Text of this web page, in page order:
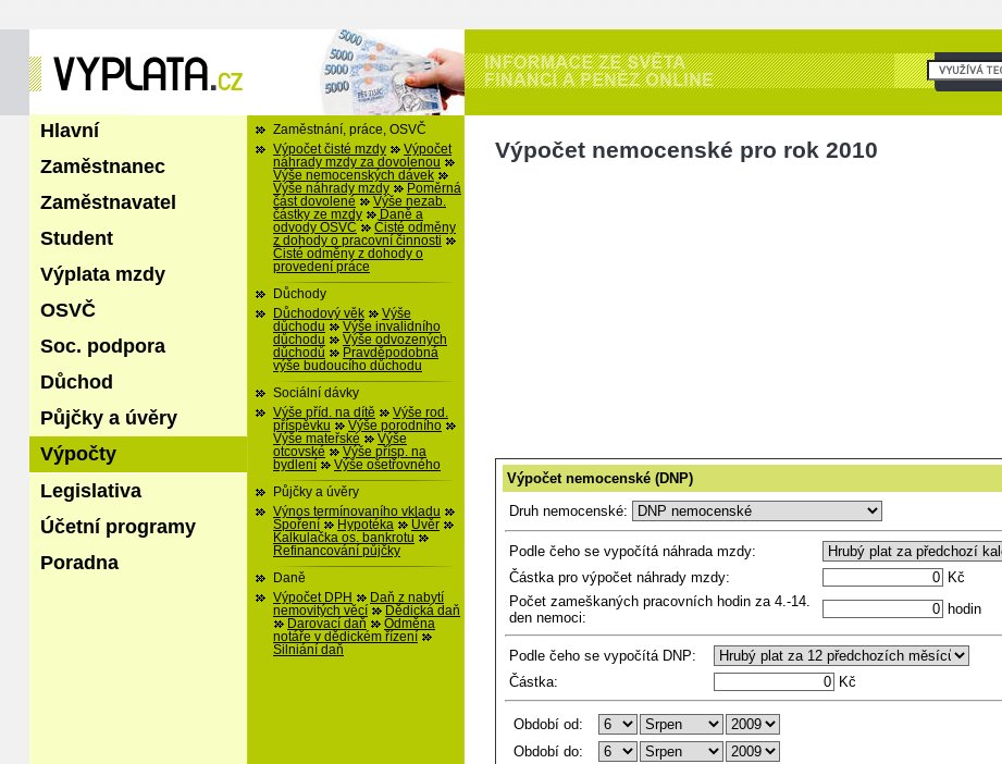
Výpočet nemocenské pro rok 2010
Výpočet nemocenské (DNP)
Druh nemocenské:
Podle čeho se vypočítá náhrada mzdy:
Částka pro výpočet náhrady mzdy:
Kč
Počet zameškaných pracovních hodin za 4.-14.
den nemoci:
hodin
Podle čeho se vypočítá DNP:
Částka:
Kč
Období od:
Období do:
Hlavní
Zaměstnanec
Zaměstnavatel
Student
Výplata mzdy
OSVČ
Soc. podpora
Důchod
Půjčky a úvěry
Výpočty
Legislativa
Účetní programy
Poradna
Zaměstnání, práce, OSVČ
Výpočet čisté mzdy
Výpočet
náhrady mzdy za dovolenou
Výše nemocenských dávek
Výše náhrady mzdy
Poměrná
část dovolené
Výše nezab.
částky ze mzdy
Daně a
odvody OSVČ
Čisté odměny
z dohody o pracovní činnosti
Čisté odměny z dohody o
provedení práce
Důchody
Důchodový věk
Výše
důchodu
Výše invalidního
důchodu
Výše odvozených
důchodů
Pravděpodobná
výše budoucího důchodu
Sociální dávky
Výše příd. na dítě
Výše rod.
příspěvku
Výše porodního
Výše mateřské
Výše
otcovské
Výše přísp. na
bydlení
Výše ošetřovného
Půjčky a úvěry
Výnos termínovaního vkladu
Spoření
Hypotéka
Úvěr
Kalkulačka os. bankrotu
Refinancování půjčky
Daně
Výpočet DPH
Daň z nabytí
nemovitých věcí
Dědická daň
Darovací daň
Odměna
notáře v dědickém řízení
Silniání daň